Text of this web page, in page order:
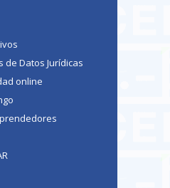
de Datos Jurídicas
online